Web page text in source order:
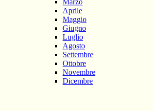
Marzo
Aprile
Maggio
Giugno
Luglio
Agosto
Settembre
Ottobre
Novembre
Dicembre